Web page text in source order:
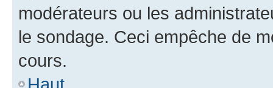
modérateurs ou les
le sondage. Ceci empêche de
cours.
Haut